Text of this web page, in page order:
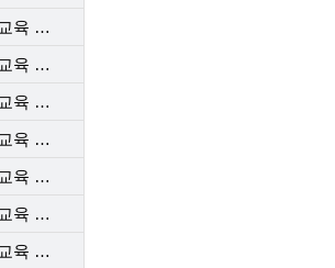
이용자보호업무교육 사후관리 직무평가 202302_KT
이용자보호업무교육 사후관리 직무평가 202302_LGU+
이용자보호업무교육 사후관리 직무평가 202212_SKT
이용자보호업무교육 사후관리 직무평가 202212_KT
이용자보호업무교육 사후관리 직무평가 202212_LGU+
이용자보호업무교육 사후관리 직무평가 202206_SKT
이용자보호업무교육 사후관리 직무평가 202206_KT